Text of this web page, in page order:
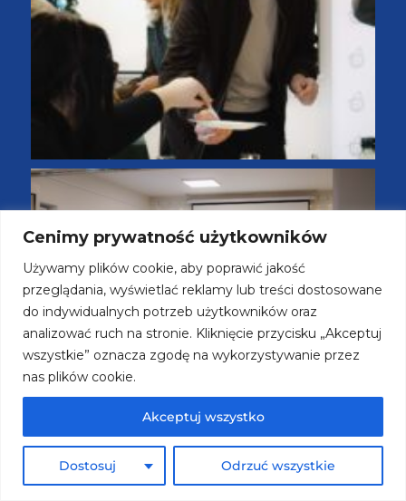
Cenimy prywatność użytkowników
Używamy plików cookie, aby poprawić jakość
przeglądania, wyświetlać reklamy lub treści dostosowane
do indywidualnych potrzeb użytkowników oraz
analizować ruch na stronie. Kliknięcie przycisku „Akceptuj
wszystkie” oznacza zgodę na wykorzystywanie przez
nas plików cookie.
Dostosuj Odrzuć wszystkie
Akceptuj wszystko